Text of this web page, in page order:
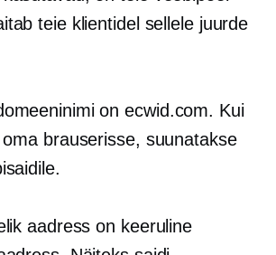
teie klientidel sellele juurde
on ecwid.com. Kui
brauserisse, suunatakse
aadress on keeruline